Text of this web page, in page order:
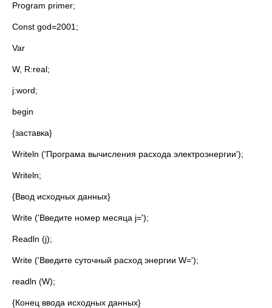
Program primer;
Const god=2001;
Var
W, R:real;
j:word;
begin
{заставка}
Writeln ('Програма вычисления расхода электроэнергии');
Writeln;
{Ввод исходных данных}
Write ('Введите номер месяца j=');
Readln (j);
Write ('Введите суточный расход энергии W=');
readln (W);
{Конец ввода исходных данных}